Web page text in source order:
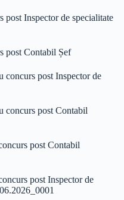
post Inspector de specialitate
post Contabil Șef
concurs post Inspector de
concurs post Contabil
post Contabil
post Inspector de